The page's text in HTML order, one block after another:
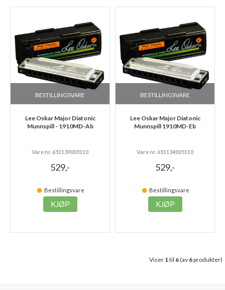
BESTILLINGSVARE
Lee Oskar Major Diatonic
Munnspill - 1910MD-Ab
Vare nr. 651139005110
529,-
Bestillingsvare
KJØP
BESTILLINGSVARE
Lee Oskar Major Diatonic
Munnspill 1910MD-Eb
Vare nr. 651134005110
529,-
Bestillingsvare
KJØP
Viser 1til 6(av 6produkter)